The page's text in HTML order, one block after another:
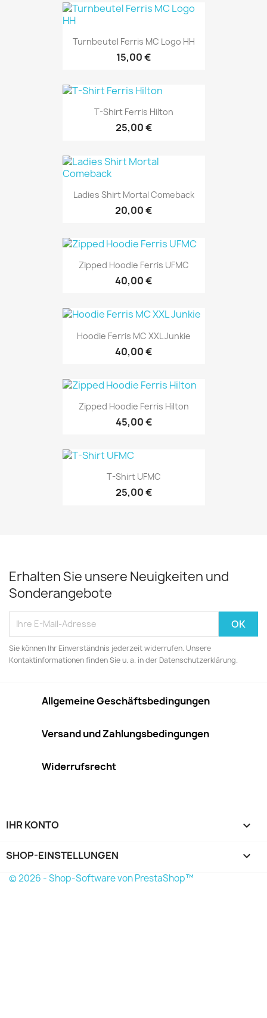
Turnbeutel Ferris MC Logo HH
15,00 €
T-Shirt Ferris Hilton
25,00 €
Ladies Shirt Mortal Comeback
20,00 €
Zipped Hoodie Ferris UFMC
40,00 €
Hoodie Ferris MC XXL Junkie
40,00 €
Zipped Hoodie Ferris Hilton
45,00 €
T-Shirt UFMC
25,00 €
Erhalten Sie unsere Neuigkeiten und
Sonderangebote
Sie können Ihr Einverständnis jederzeit widerrufen. Unsere
Kontaktinformationen finden Sie u. a. in der Datenschutzerklärung.
Allgemeine Geschäftsbedingungen
Versand und Zahlungsbedingungen
Widerrufsrecht
IHR KONTO 
SHOP-EINSTELLUNGEN keyboard_arrow_down
© 2026 - Shop-Software von PrestaShop™